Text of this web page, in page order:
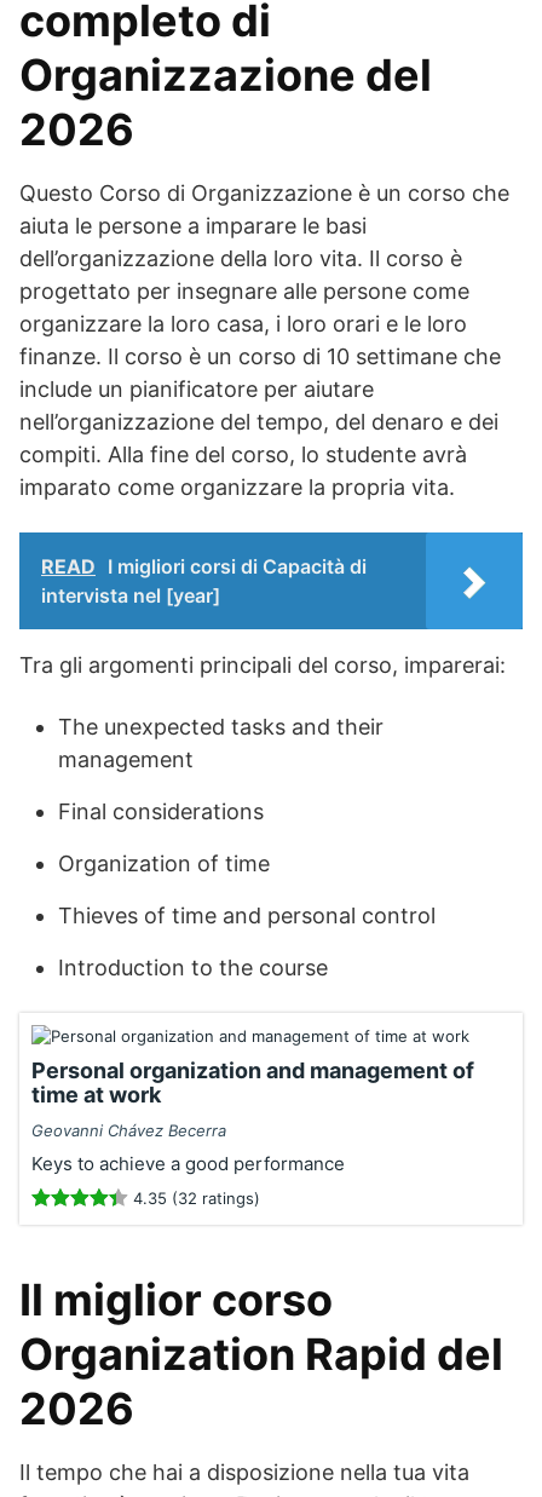
completo di
Organizzazione del
2026
Questo Corso di Organizzazione è un corso che
aiuta le persone a imparare le basi
dell’organizzazione della loro vita. Il corso è
progettato per insegnare alle persone come
organizzare la loro casa, i loro orari e le loro
finanze. Il corso è un corso di 10 settimane che
include un pianificatore per aiutare
nell’organizzazione del tempo, del denaro e dei
compiti. Alla fine del corso, lo studente avrà
imparato come organizzare la propria vita.
READ I migliori corsi di Capacità di
intervista nel [year]
Tra gli argomenti principali del corso, imparerai:
The unexpected tasks and their
management
Final considerations
Organization of time
Thieves of time and personal control
Introduction to the course
Personal organization and management of
time at work
Geovanni Chávez Becerra
Keys to achieve a good performance
4.35 (32 ratings)
Il miglior corso
Organization Rapid del
2026
Il tempo che hai a disposizione nella tua vita